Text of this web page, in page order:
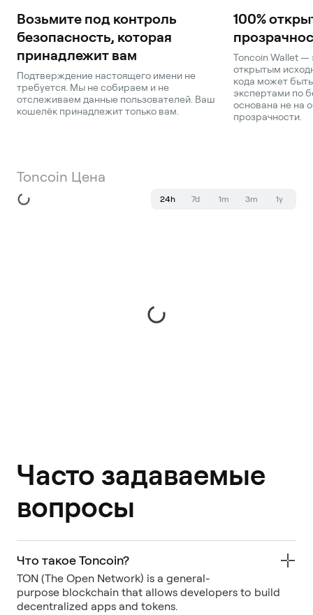
Возьмите под контроль
безопасность, которая
принадлежит вам
Подтверждение настоящего имени не
требуется. Мы не собираем и не
отслеживаем данные пользователей. Ваш
кошелёк принадлежит только вам.
100%
Toncoin Wallet —
открытым
кода может
экспертами по
основана не на
прозрачности.
Toncoin Цена
24h 7d 1m 3m 1y
Часто задаваемые
вопросы
Что такое Toncoin?
TON (The Open Network) is a general-
purpose blockchain that allows developers to build
decentralized apps and tokens.